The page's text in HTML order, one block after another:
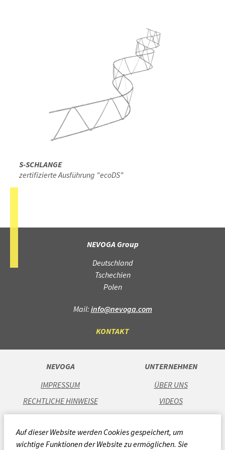
S-SCHLANGE
zertifizierte Ausführung "ecoDS"
Auf dieser Website werden Cookies gespeichert, um
wichtige Funktionen der Website zu ermöglichen. Sie
NEVOGA Group
Deutschland
Tschechien
Polen
Mail:info@nevoga.com
KONTAKT
NEVOGA
IMPRESSUM
RECHTLICHE HINWEISE
DATENSCHUTZ
AGB
UNTERNEHMEN
ÜBER UNS
VIDEOS
KARRIERE
STANDORTE